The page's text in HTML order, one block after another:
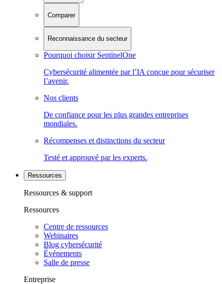
Comparer
Reconnaissance du secteur
Pourquoi choisir SentinelOne
Cybersécurité alimentée par l’IA conçue pour sécuriser
l’avenir.
Nos clients
De confiance pour les plus grandes entreprises
mondiales.
Récompenses et distinctions du secteur
Testé et approuvé par les experts.
Ressources
Ressources & support
Ressources
Centre de ressources
Webinaires
Blog cybersécurité
Événements
Salle de presse
Entreprise